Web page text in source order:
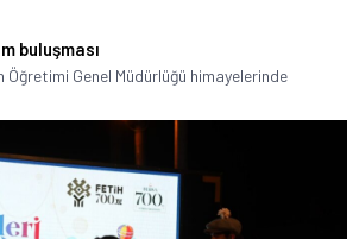
buluşması
Öğretimi Genel Müdürlüğü himayelerinde